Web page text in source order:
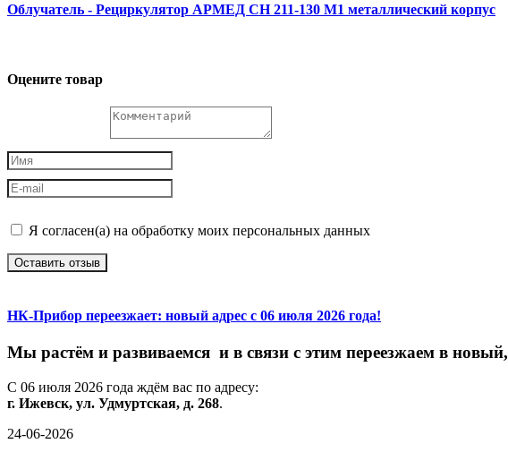
Облучатель - Рециркулятор АРМЕД СН 211-130 М1 металлический корпус
Оцените товар
Я согласен(а) на обработку моих персональных данных
Оставить отзыв
НК-Прибор переезжает: новый адрес с 06 июля 2026 года!
Мы растём и развиваемся и в связи с этим переезжаем в новый,
С 06 июля 2026 года ждём вас по адресу:
г. Ижевск, ул. Удмуртская, д. 268.
24-06-2026